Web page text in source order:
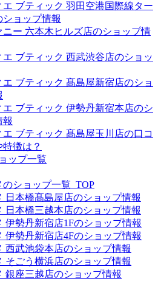
エ ブティック 羽田空港国際線ター
ショップ情報
ニー 六本木ヒルズ店のショップ情
エ ブティック 西武渋谷店のショッ
エ ブティック 髙島屋新宿店のショ
エ ブティック 伊勢丹新宿本店のシ
報
エ ブティック 髙島屋玉川店の口コ
特徴は？
ップ一覧
のショップ一覧_TOP
日本橋髙島屋店のショップ情報
日本橋三越本店のショップ情報
伊勢丹新宿店1Fのショップ情報
伊勢丹新宿店4Fのショップ情報
西武池袋本店のショップ情報
そごう横浜店のショップ情報
銀座三越店のショップ情報